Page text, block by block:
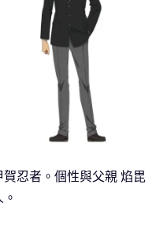
忍者。個性與父親 焰毘